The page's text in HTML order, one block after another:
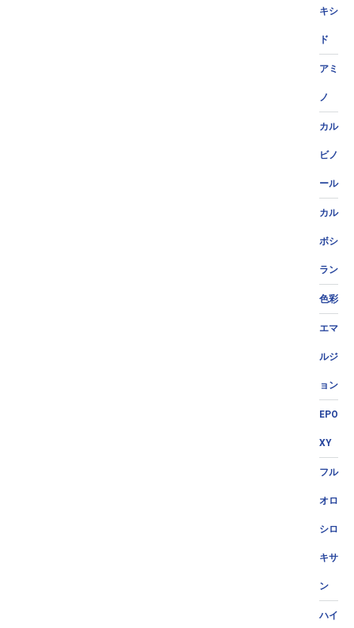
キシ
ド
アミ
ノ
カル
ビノ
ール
カル
ボシ
ラン
色彩
エマ
ルジ
ョン
EPO
XY
フル
オロ
シロ
キサ
ン
ハイ